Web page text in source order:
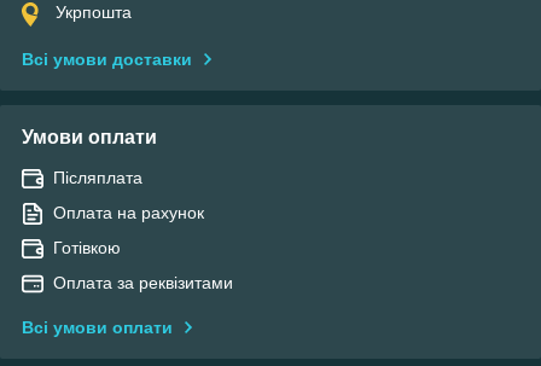
Укрпошта
Всі умови доставки
Умови оплати
Післяплата
Оплата на рахунок
Готівкою
Оплата за реквізитами
Всі умови оплати